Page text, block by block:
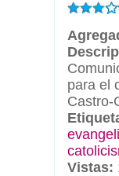
para el
Castro-
Vistas: